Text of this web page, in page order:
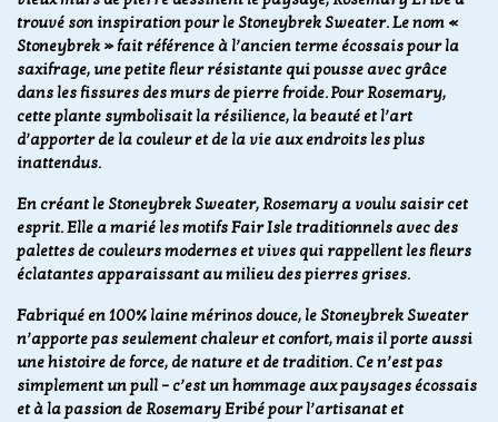
trouvé son inspiration pour le Stoneybrek Sweater. Le nom «
Stoneybrek » fait référence à l’ancien terme écossais pour la
saxifrage, une petite fleur résistante qui pousse avec grâce
dans les fissures des murs de pierre froide. Pour Rosemary,
cette plante symbolisait la résilience, la beauté et l’art
d’apporter de la couleur et de la vie aux endroits les plus
inattendus.
En créant le Stoneybrek Sweater, Rosemary a voulu saisir cet
esprit. Elle a marié les motifs Fair Isle traditionnels avec des
palettes de couleurs modernes et vives qui rappellent les fleurs
éclatantes apparaissant au milieu des pierres grises.
Fabriqué en 100% laine mérinos douce, le Stoneybrek Sweater
n’apporte pas seulement chaleur et confort, mais il porte aussi
une histoire de force, de nature et de tradition. Ce n’est pas
simplement un pull – c’est un hommage aux paysages écossais
et à la passion de Rosemary Eribé pour l’artisanat et